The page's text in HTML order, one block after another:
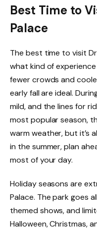
Best Time to
Palace
The best time to visit
what kind of experience
fewer crowds and
early fall are ideal.
mild, and the lines for
most popular season,
warm weather, but it’s
in the summer, plan
most of your day.
Holiday seasons are
Palace. The park goes
themed shows, and
Halloween, Christmas,